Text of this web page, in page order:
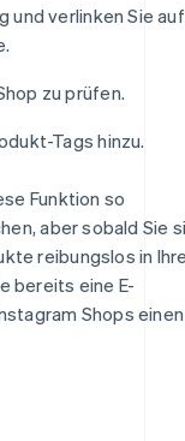
und verlinken Sie auf
zu prüfen.
Tags hinzu.
Funktion so
aber sobald Sie
reibungslos in
bereits eine E-
Shops einen